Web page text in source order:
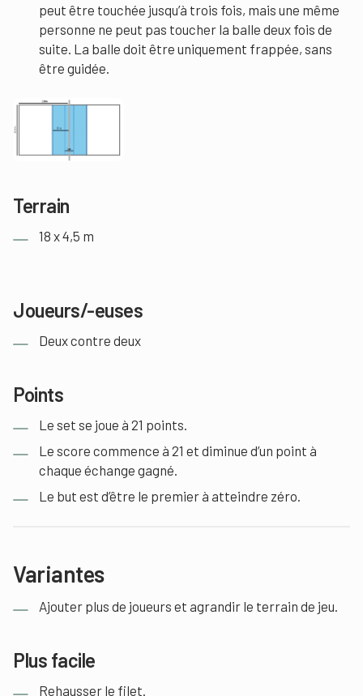
peut être touchée jusqu’à trois fois, mais une même
personne ne peut pas toucher la balle deux fois de
suite. La balle doit être uniquement frappée, sans
être guidée.
Terrain
18 x 4,5 m
Joueurs/-euses
Deux contre deux
Points
Le set se joue à 21 points.
Le score commence à 21 et diminue d’un point à
chaque échange gagné.
Le but est d’être le premier à atteindre zéro.
Variantes
Ajouter plus de joueurs et agrandir le terrain de jeu.
Plus facile
Rehausser le filet.